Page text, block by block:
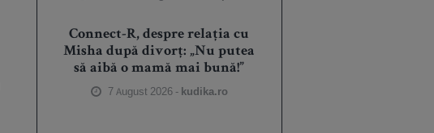
Connect-R, despre relația cu
Misha după divorț: „Nu putea
să aibă o mamă mai bună!”
7 August 2026 - kudika.ro